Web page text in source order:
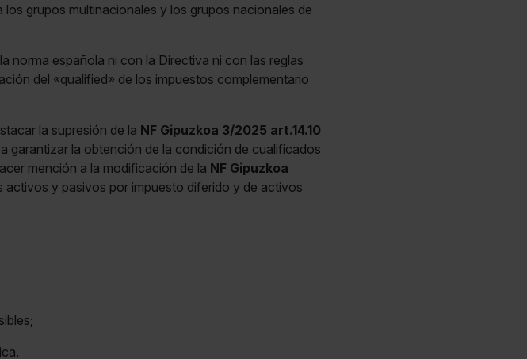
grupos multinacionales y los grupos nacionales de
norma española ni con la Directiva ni con las reglas
del «qualified» de los impuestos complementario
la supresión de la NF Gipuzkoa 3/2025 art.14.10
garantizar la obtención de la condición de cualificados
mención a la modificación de la NF Gipuzkoa
activos y pasivos por impuesto diferido y de activos